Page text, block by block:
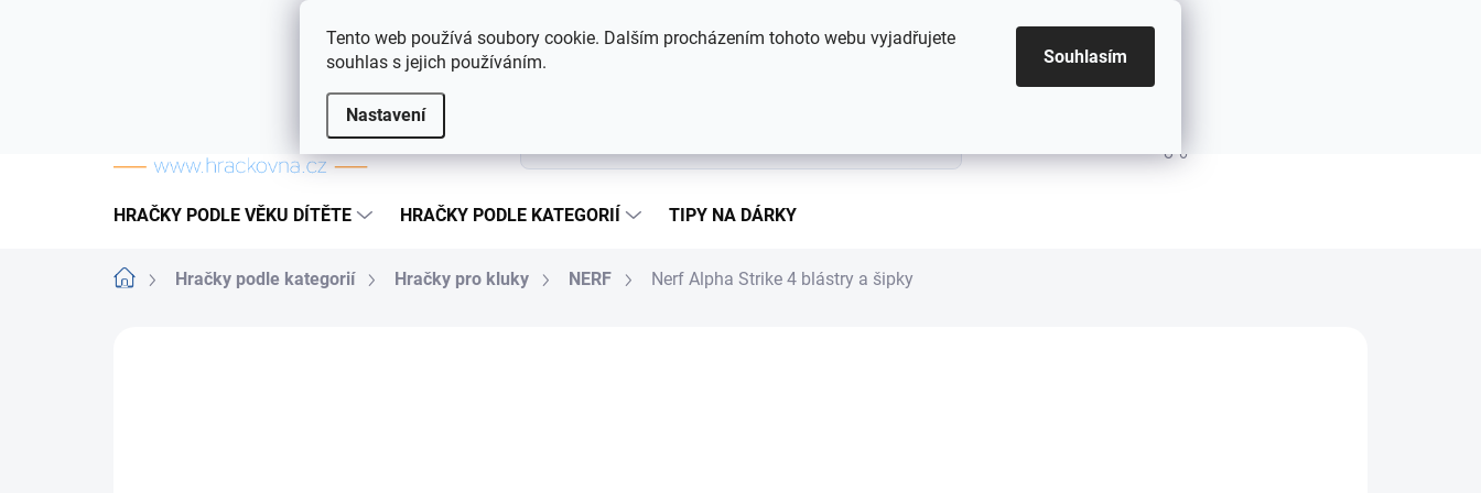
Tento web používá soubory cookie. Dalším procházením tohoto webu vyjadřujete
souhlas s jejich používáním.
Nastavení
Souhlasím
Často kladené otázky Hodnocení obchodu Kontakty
HRAČKY PODLE VĚKU DÍTĚTE HRAČKY PODLE KATEGORIÍ TIPY NA DÁRKY
DomůHračky podle kategorií Hračky pro kluky NERF Nerf Alpha Strike 4 blástry a šipky